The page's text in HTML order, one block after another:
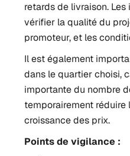
retards de livraison.
vérifier la qualité du
promoteur, et les
Il est également
dans le quartier choisi,
importante du nombre
temporairement réduire
croissance des prix.
Points de vigilance :